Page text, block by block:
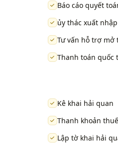
Báo cáo quyết
ủy thác xuất
Tư vấn hỗ trợ mở
Thanh toán quốc
Kê khai hải quan
Thanh khoản thuế
Lập tờ khai hải